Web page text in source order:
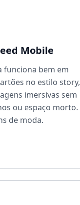
Mobile
funciona bem em
no estilo story,
imersivas sem
ou espaço morto.
de moda.